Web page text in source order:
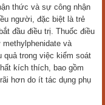
thức và sự công nhận
người, đặc biệt là trẻ
đầu điều trị. Thuốc điều
và
quả trong việc kiểm soát
kích thích, bao gồm
hơn do ít tác dụng phụ